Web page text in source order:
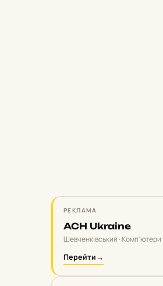
РЕКЛАМА
ACH Ukraine
Шевченківський · Комп'ютери
Перейти→